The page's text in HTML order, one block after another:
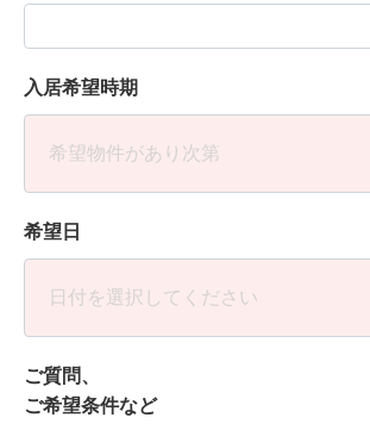
入居希望時期
希望日
ご質問、
ご希望条件など